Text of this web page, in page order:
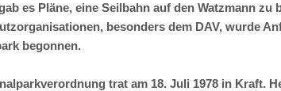
es Pläne, eine Seilbahn auf den Watzmann
besonders dem DAV, wurde
begonnen.
trat am 18. Juli 1978 in Kraft.